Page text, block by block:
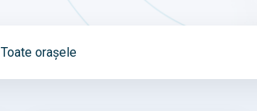
Toate orașele